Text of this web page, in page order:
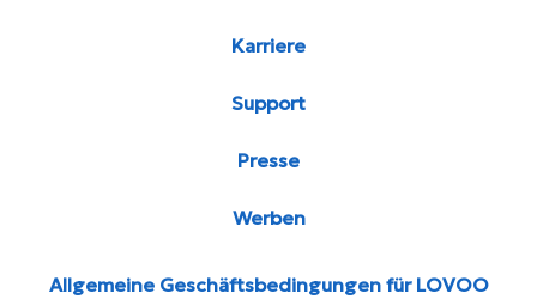
Karriere
Support
Presse
Werben
Allgemeine Geschäftsbedingungen für LOVOO